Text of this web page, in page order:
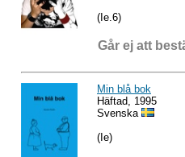
(Ie.6)
Går ej att
Min blå bok
Häftad, 1995
Svenska
(Ie)